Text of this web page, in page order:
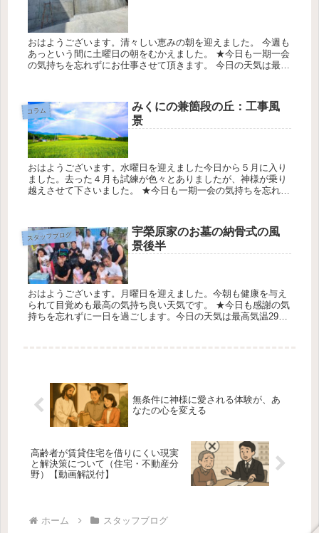
おはようございます。清々しい恵みの朝を迎えました。 今週も
あっという間に土曜日の朝をむかえました。 ★今日も一期一会
の気持ちを忘れずにお仕事させて頂きます。 今日の天気は最高
コラム
みくにの兼箇段の丘：工事風
景
おはようございます。水曜日を迎えました今日から５月に入り
ました。去った４月も試練が色々とありましたが、神様が乗り
越えさせて下さいました。 ★今日も一期一会の気持ちを忘れに
スタッフブログ
宇榮原家のお墓の納骨式の風
景後半
おはようございます。月曜日を迎えました。今朝も健康を与え
られて目覚めも最高の気持ち良い天気です。 ★今日も感謝の気
持ちを忘れずに一日を過ごします。今日の天気は最高気温29℃
無条件に神様に愛される体験が、あ
なたの心を変える
高齢者が賃貸住宅を借りにくい現実
と解決策について（住宅・不動産分
野）【動画解説付】
ホーム スタッフブログ